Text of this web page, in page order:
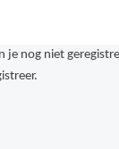
je nog niet